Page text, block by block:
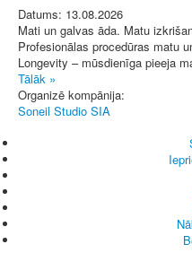
Datums: 13.08.2026
Mati un galvas āda. Matu
Profesionālas procedūras matu
Longevity – mūsdienīga pieeja
Tālāk »
Organizē kompānija:
Soneil Studio SIA